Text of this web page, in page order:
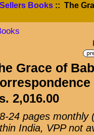
Books:: The
Grace of
2,016.00
24 pages monthly
India, VPP not